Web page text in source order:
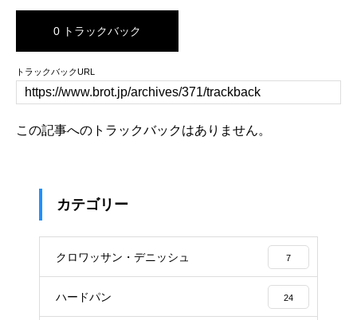
0 トラックバック
トラックバックURL
この記事へのトラックバックはありません。
カテゴリー
クロワッサン・デニッシュ 7
ハードパン 24